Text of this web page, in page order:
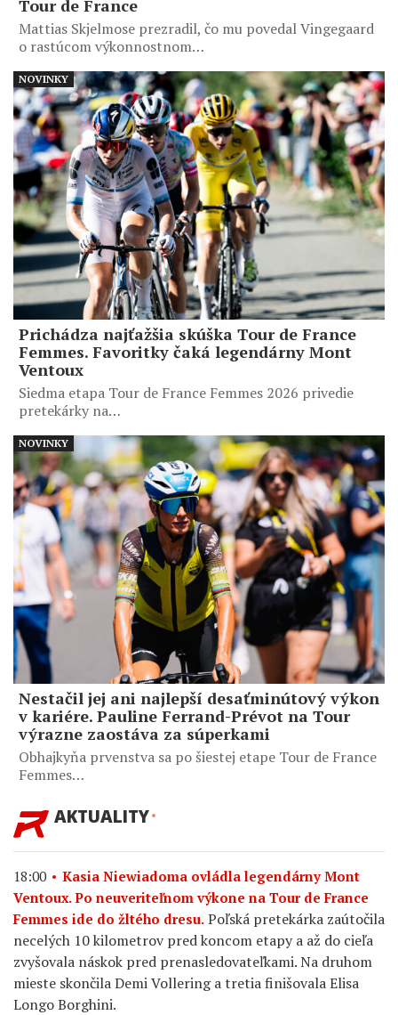
Tour de France
Mattias Skjelmose prezradil, čo mu povedal Vingegaard
o rastúcom výkonnostnom…
Prichádza najťažšia skúška Tour de France
Femmes. Favoritky čaká legendárny Mont
Ventoux
Siedma etapa Tour de France Femmes 2026 privedie
pretekárky na…
NOVINKY
Nestačil jej ani najlepší desaťminútový výkon
v kariére. Pauline Ferrand-Prévot na Tour
výrazne zaostáva za súperkami
Obhajkyňa prvenstva sa po šiestej etape Tour de France
Femmes…
NOVINKY
AKTUALITY
18:00
Kasia Niewiadoma ovládla legendárny Mont
Ventoux. Po neuveriteľnom výkone na Tour de France
Femmes ide do žltého dresu. Poľská pretekárka zaútočila
necelých 10 kilometrov pred koncom etapy a až do cieľa
zvyšovala náskok pred prenasledovateľkami. Na druhom
mieste skončila Demi Vollering a tretia finišovala Elisa
Longo Borghini.